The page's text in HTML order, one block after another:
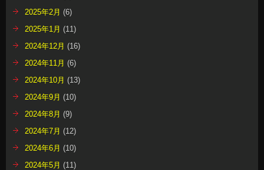
2025年2月 (6)
2025年1月 (11)
2024年12月 (16)
2024年11月 (6)
2024年10月 (13)
2024年9月 (10)
2024年8月 (9)
2024年7月 (12)
2024年6月 (10)
2024年5月 (11)